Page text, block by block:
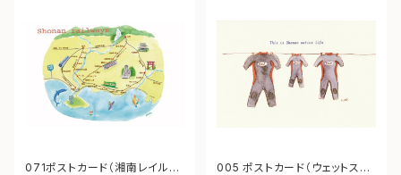
071ポストカード（湘南レイルウ
005 ポストカード（ウェットスー